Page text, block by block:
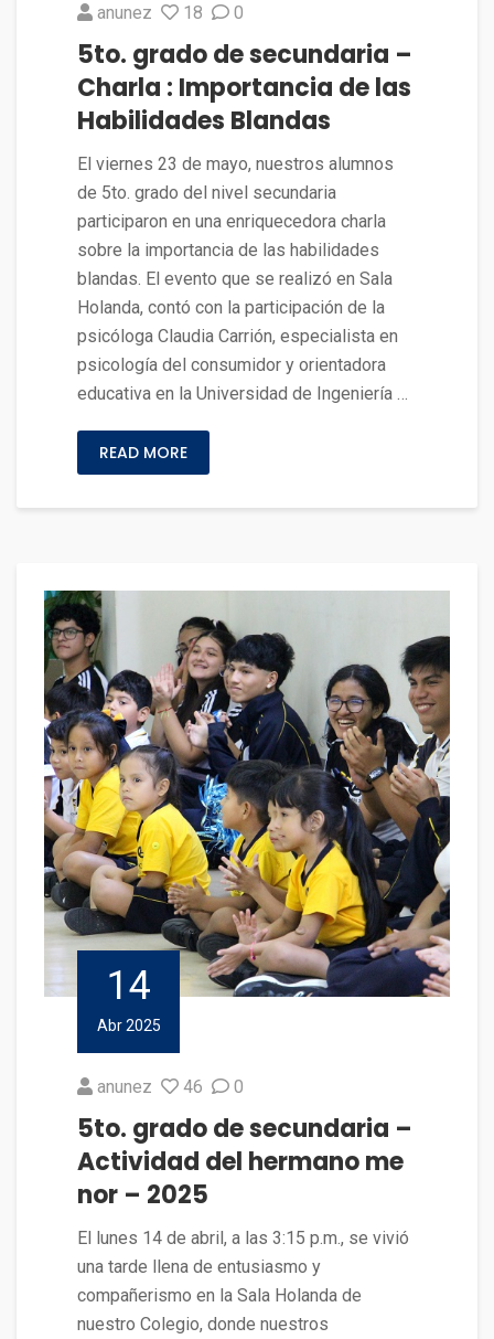
anunez 18 0
5to. grado de secundaria –
Charla : Importancia de las
Habilidades Blandas
El viernes 23 de mayo, nuestros alumnos
de 5to. grado del nivel secundaria
participaron en una enriquecedora charla
sobre la importancia de las habilidades
blandas. El evento que se realizó en Sala
Holanda, contó con la participación de la
psicóloga Claudia Carrión, especialista en
psicología del consumidor y orientadora
educativa en la Universidad de Ingeniería …
READ MORE
14
Abr 2025
anunez 46 0
5to. grado de secundaria –
Actividad del hermano me
nor – 2025
El lunes 14 de abril, a las 3:15 p.m., se vivió
una tarde llena de entusiasmo y
compañerismo en la Sala Holanda de
nuestro Colegio, donde nuestros